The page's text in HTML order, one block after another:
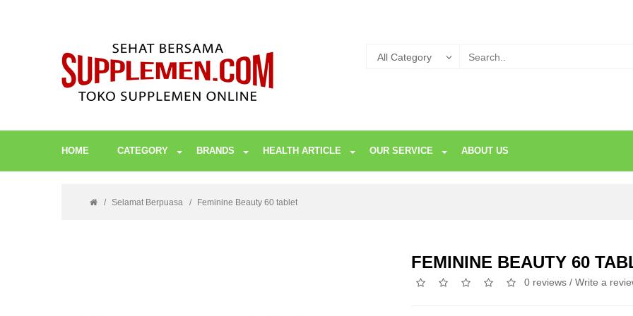
HOME CATEGORY BRANDS HEALTH ARTICLE OUR SERVICE ABOUT US
Selamat Berpuasa Feminine Beauty 60 tablet
FEMININE BEAUTY 60
0 reviews/ Write a